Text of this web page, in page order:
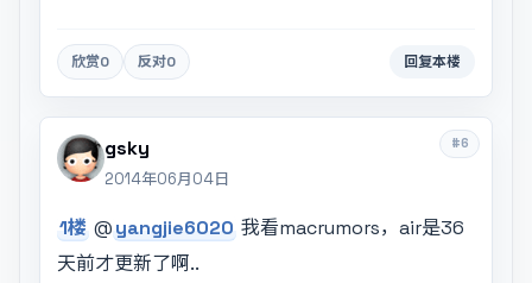
欣赏0 反对0 回复本楼
#6
gsky
2014年06月04日
1楼 @yangjie6020 我看macrumors，air是36
天前才更新了啊..